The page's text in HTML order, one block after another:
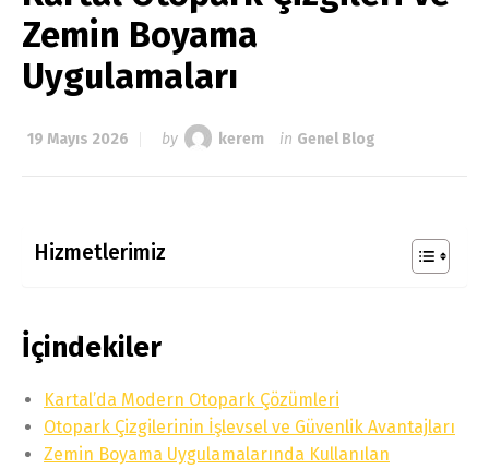
Zemin Boyama
Uygulamaları
19 Mayıs 2026 by kerem in Genel Blog
Hizmetlerimiz
İçindekiler
Kartal’da Modern Otopark Çözümleri
Otopark Çizgilerinin İşlevsel ve Güvenlik Avantajları
Zemin Boyama Uygulamalarında Kullanılan